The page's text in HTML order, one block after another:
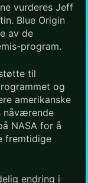
vurderes Jeff
Blue Origin
av de
program.
til
og
amerikanske
nåværende
NASA for å
fremtidige
endring i